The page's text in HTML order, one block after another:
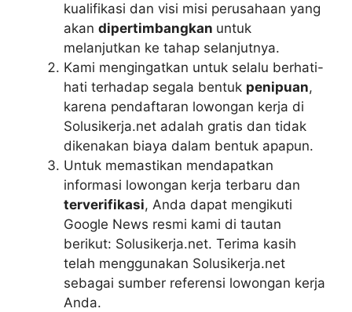
kualifikasi dan visi misi perusahaan yang
akan dipertimbangkan untuk
melanjutkan ke tahap selanjutnya.
Kami mengingatkan untuk selalu berhati-
hati terhadap segala bentuk penipuan,
karena pendaftaran lowongan kerja di
Solusikerja.net adalah gratis dan tidak
dikenakan biaya dalam bentuk apapun.
Untuk memastikan mendapatkan
informasi lowongan kerja terbaru dan
terverifikasi, Anda dapat mengikuti
Google News resmi kami di tautan
berikut: Solusikerja.net. Terima kasih
telah menggunakan Solusikerja.net
sebagai sumber referensi lowongan kerja
Anda.